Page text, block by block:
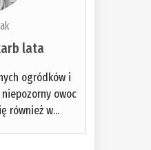
lata
ogródków i
owoc
również w...